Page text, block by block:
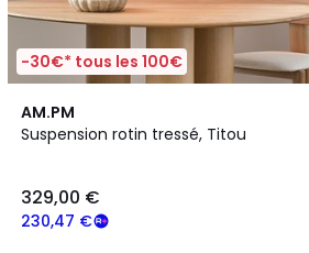
-30€* tous les 100€
AM.PM
Suspension rotin tressé, Titou
230,47 €
329,00 €
4,7
/ 5